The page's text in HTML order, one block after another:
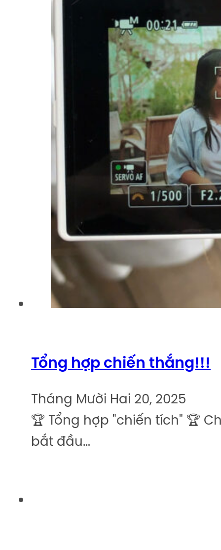
Tổng hợp chiến thắng!!!
Tháng Mười Hai 20, 2025
🏆 Tổng hợp "chiến tích" 🏆
bắt đầu…